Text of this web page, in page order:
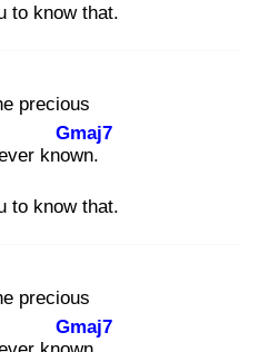
to know that.
precious
know
Gmaj7
n.
to know that.
precious
Gmaj7